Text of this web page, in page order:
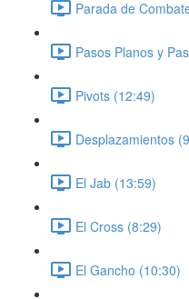
Parada de
Pasos Planos y
Pivots (12:49)
Desplazamientos
El Jab (13:59)
El Cross (8:29)
El Gancho (10:30)